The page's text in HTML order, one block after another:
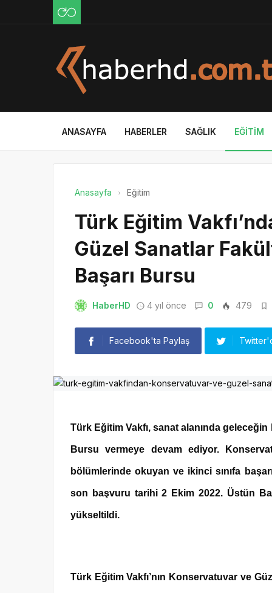
ANASAYFA HABERLER SAĞLIK EĞITIM
Anasayfa Eğitim
Türk Eğitim
Güzel Sanatlar
Başarı Bursu
HaberHD 4 yıl önce 0 479
Facebook'ta Paylaş
Türk Eğitim Vakfı, sanat alanında
Bursu vermeye devam ediyor.
bölümlerinde okuyan ve ikinci sınıfa
son başvuru tarihi 2 Ekim 2022. Üstün
yükseltildi.
Türk Eğitim Vakfı’nın Konservatuvar ve